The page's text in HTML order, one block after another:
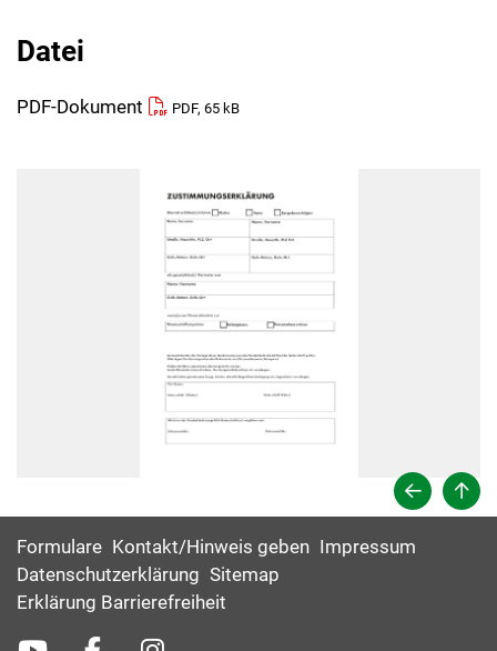
Datei
PDF-Dokument PDF, 65 kB
Formulare Kontakt/Hinweis geben Impressum
Datenschutzerklärung Sitemap
Erklärung Barrierefreiheit